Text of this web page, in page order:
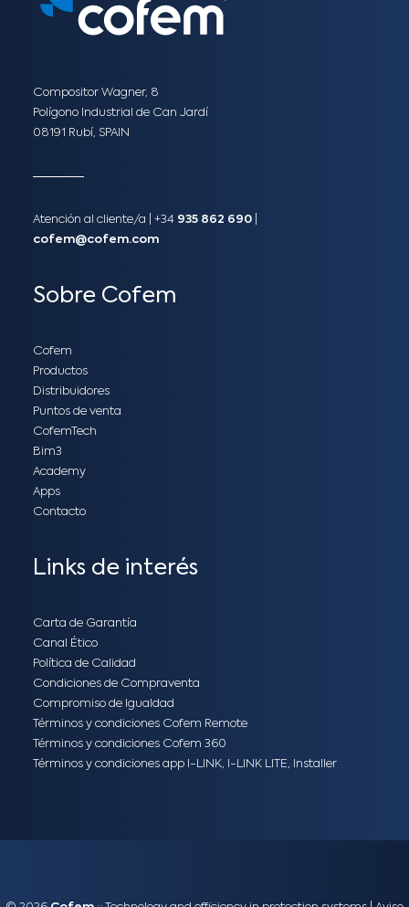
Compositor Wagner, 8
Polígono Industrial de Can Jardí
08191 Rubí, SPAIN
Atención al cliente/a​ | +34 935 862 690
cofem@cofem.com
Sobre Cofem
Cofem
Productos
Distribuidores
Puntos de venta
CofemTech
Bim3
Academy
Apps
Contacto
Links de interés
Carta de Garantía
Canal Ético
Política de Calidad
Condiciones de Compraventa
Compromiso de Igualdad
Términos y condiciones Cofem Remote
Términos y condiciones Cofem 360
Términos y condiciones app I-LINK, I-LINK LITE, Installer